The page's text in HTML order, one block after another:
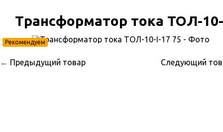
Трансформатор тока ТОЛ-
Рекомендуем
← Предыдущий товар Следующий